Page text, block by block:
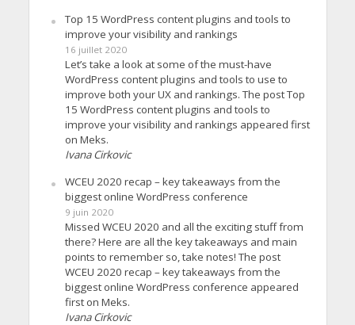
Top 15 WordPress content plugins and tools to
improve your visibility and rankings
16 juillet 2020
Let’s take a look at some of the must-have
WordPress content plugins and tools to use to
improve both your UX and rankings. The post Top
15 WordPress content plugins and tools to
improve your visibility and rankings appeared first
on Meks.
Ivana Cirkovic
WCEU 2020 recap – key takeaways from the
biggest online WordPress conference
9 juin 2020
Missed WCEU 2020 and all the exciting stuff from
there? Here are all the key takeaways and main
points to remember so, take notes! The post
WCEU 2020 recap – key takeaways from the
biggest online WordPress conference appeared
first on Meks.
Ivana Cirkovic